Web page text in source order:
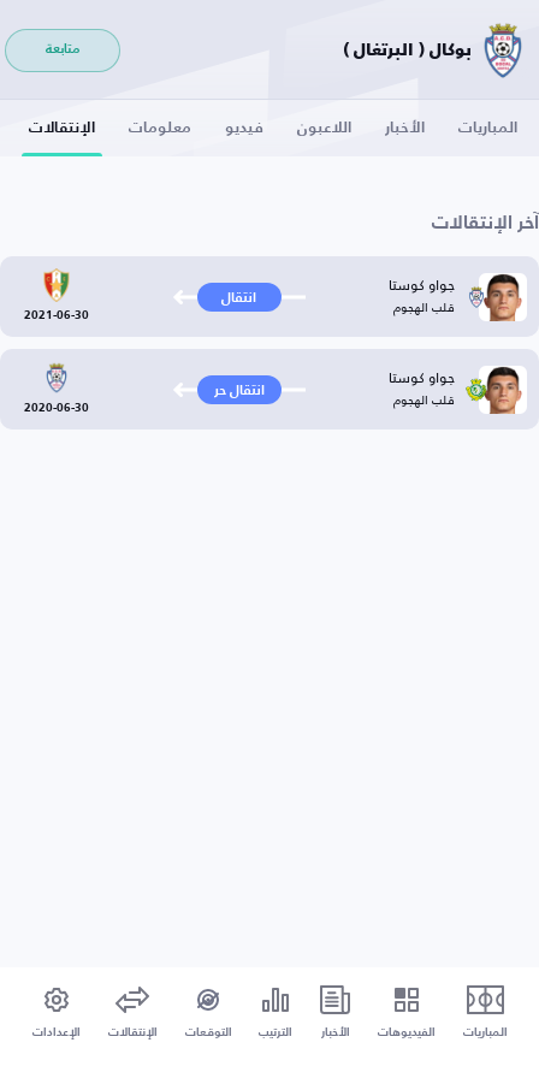
بوكال ( البرتغال ) متابعة
المباريات الأخبار اللاعبون فيديو معلومات الإنتقالات
آخر الإنتقالات
جواو كوستا
قلب الهجوم انتقال
2021-06-30
جواو كوستا
قلب الهجوم انتقال حر
2020-06-30
المباريات الفيديوهات الأخبار الترتيب التوقعات الإنتقالات الإعدادات